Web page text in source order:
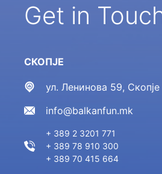
Get in
СКОПЈЕ
ул. Ленинова 59, Скопје
info@balkanfun.mk
+ 389 2 3201 771
+ 389 78 910 300
+ 389 70 415 664